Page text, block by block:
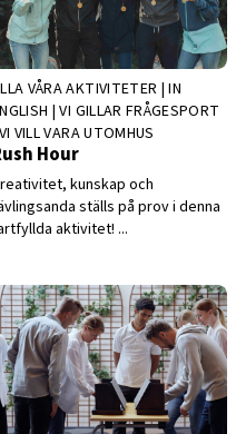
VÅRA AKTIVITETER | IN
| VI GILLAR FRÅGESPORT
VILL VARA UTOMHUS
Hour
kunskap och
ställs på prov i denna
aktivitet! ...